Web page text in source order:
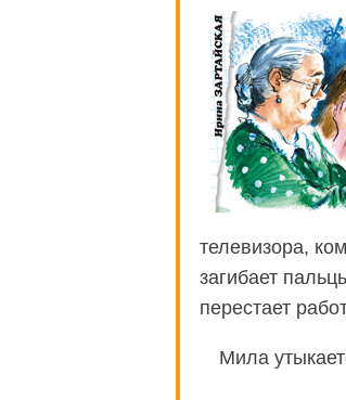
телевизора,
загибает
перестает
Мила